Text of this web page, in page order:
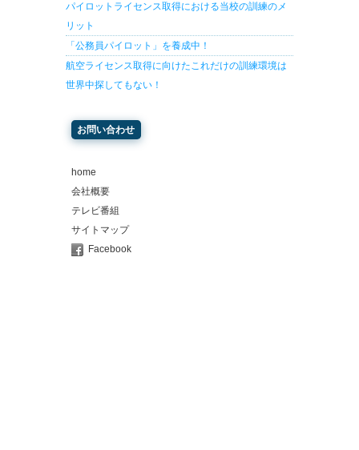
パイロットライセンス取得における当校の訓練のメ
リット
「公務員パイロット」を養成中！
航空ライセンス取得に向けたこれだけの訓練環境は
世界中探してもない！
お問い合わせ
home
会社概要
テレビ番組
サイトマップ
Facebook